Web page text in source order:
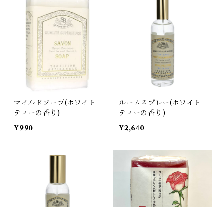
マイルドソープ(ホワイト
ティーの香り)
¥990
ルームスプレー(ホワイト
ティーの香り)
¥2,640